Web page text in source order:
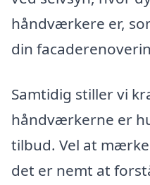
håndværkere er,
din
Samtidig stiller vi
håndværkerne er
tilbud. Vel at
det er nemt at